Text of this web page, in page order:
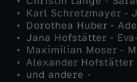
o
c
Karl Schretzmayer -
Dorothea Huber -
Jana Hofstätter -
Maximilian Moser -
Alexander Hofstätter
und andere -